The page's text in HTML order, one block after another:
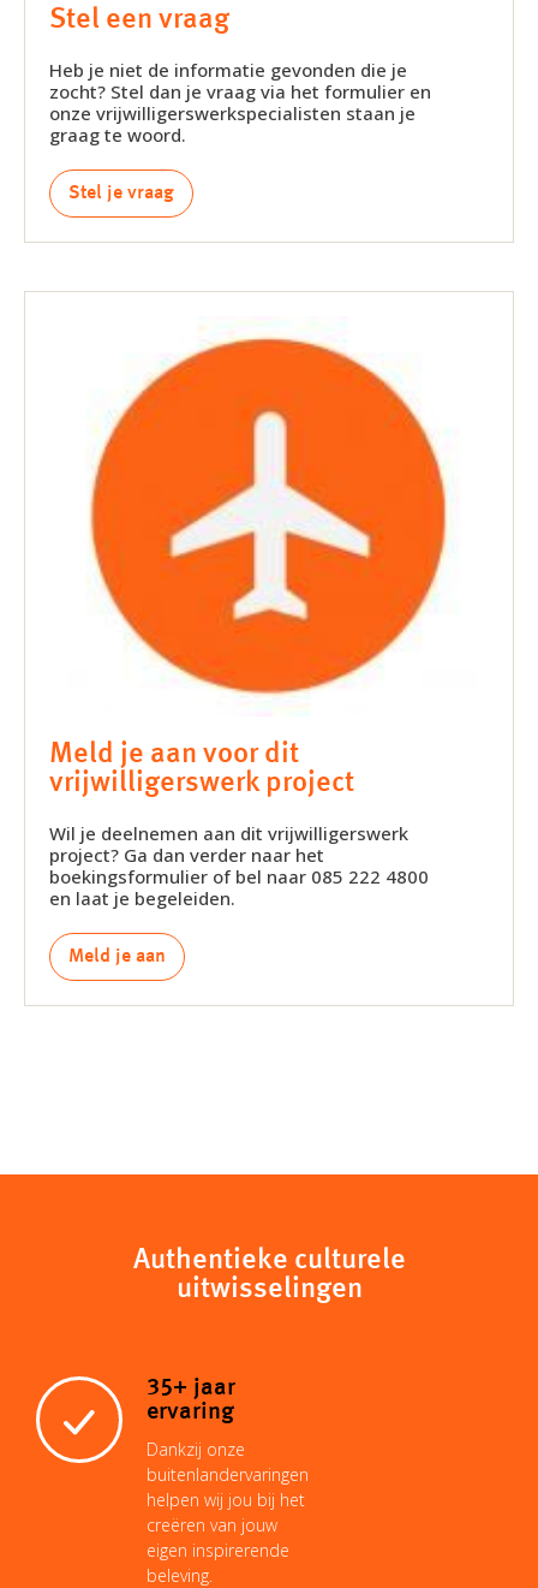
Stel een vraag
Heb je niet de informatie gevonden die je
zocht? Stel dan je vraag via het formulier en
onze vrijwilligerswerkspecialisten staan je
graag te woord.
Stel je vraag
Meld je aan voor dit
vrijwilligerswerk project
Wil je deelnemen aan dit vrijwilligerswerk
project? Ga dan verder naar het
boekingsformulier of bel naar 085 222 4800
en laat je begeleiden.
Meld je aan
Authentieke culturele
uitwisselingen
35+ jaar
ervaring
Dankzij onze
buitenlandervaringen
helpen wij jou bij het
creëren van jouw
eigen inspirerende
beleving.